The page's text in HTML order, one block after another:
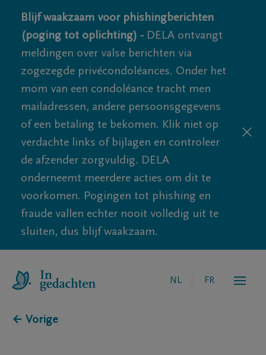
Blijf waakzaam voor phishingberichten
(poging tot oplichting) - DELA ontvangt
meldingen over valse berichten via
zogezegde privécondoléances. Onder het
mom van een condoléance tracht men
mailadressen, andere persoonsgegevens
of een betaling te bekomen. Klik niet op
verdachte links of bijlagen en controleer
de afzender zorgvuldig. DELA
onderneemt meerdere acties om dit te
voorkomen. Pogingen tot phishing en
fraude vallen echter nooit volledig uit te
sluiten, dus blijf waakzaam.
NL FR
← Vorige